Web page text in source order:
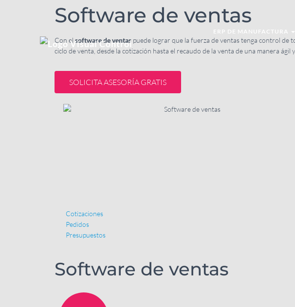
ERP DE MANUFACTURA
Software de ventas
Con el software de ventas puede lograr que la fuerza de ventas tenga control de
ciclo de venta, desde la cotización hasta el recaudo de la venta de una manera ágil y
SOLICITA ASESORÍA GRATIS
Cotizaciones
Pedidos
Presupuestos
Software de ventas